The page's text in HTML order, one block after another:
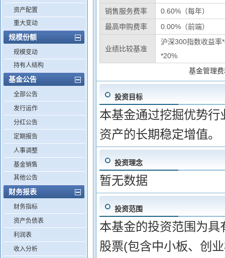
资产配置
重大变动
规模份额
规模变动
持有人结构
基金公告
全部公告
发行运作
分红公告
定期报告
人事调整
基金销售
其他公告
财务报表
财务指标
资产负债表
利润表
收入分析
销售服务费率
0.60%（每年）
最高申购费率
0.00%（前端）
业绩比较基准
沪深300指数收益率
*20%
基金管理
投资目标
本基金通过挖掘优势
资产的长期稳定增值。
投资理念
暂无数据
投资范围
本基金的投资范围为
股票(包含中小板、创